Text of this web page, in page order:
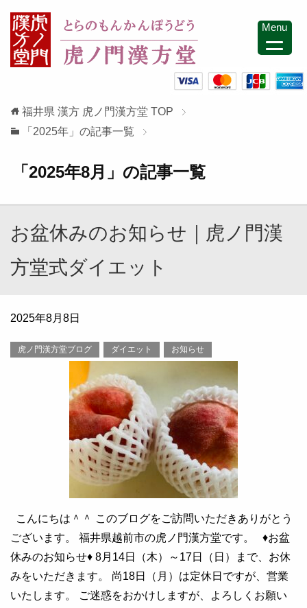
福井県 漢方 虎ノ門漢方堂 TOP
「2025年」の記事一覧
「2025年8月」の記事一覧
お盆休みのお知らせ｜虎ノ門漢
方堂式ダイエット
2025年8月8日
虎ノ門漢方堂ブログ ダイエット お知らせ
こんにちは＾＾ このブログをご訪問いただきありがとう
ございます。 福井県越前市の虎ノ門漢方堂です。 ♦お盆
休みのお知らせ♦ 8月14日（木）～17日（日）まで、お休
みをいただきます。 尚18日（月）は定休日ですが、営業
いたします。 ご迷惑をおかけしますが、よろしくお願い
Menu